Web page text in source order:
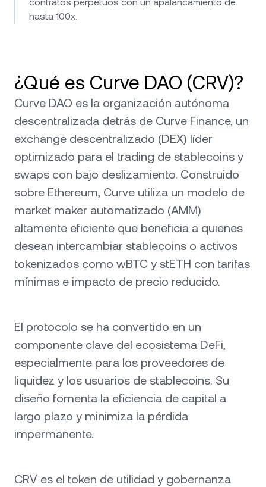
hasta 100x.
¿Qué es Curve DAO (CRV)?
Curve DAO es la organización autónoma
descentralizada detrás de Curve Finance, un
exchange descentralizado (DEX) líder
optimizado para el trading de stablecoins y
swaps con bajo deslizamiento. Construido
sobre Ethereum, Curve utiliza un modelo de
market maker automatizado (AMM)
altamente eficiente que beneficia a quienes
desean intercambiar stablecoins o activos
tokenizados como wBTC y stETH con tarifas
mínimas e impacto de precio reducido.
El protocolo se ha convertido en un
componente clave del ecosistema DeFi,
especialmente para los proveedores de
liquidez y los usuarios de stablecoins. Su
diseño fomenta la eficiencia de capital a
largo plazo y minimiza la pérdida
impermanente.
CRV es el token de utilidad y gobernanza